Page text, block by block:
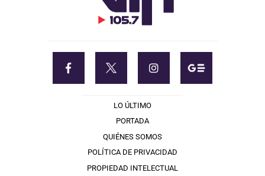
LO ÚLTIMO
PORTADA
QUIÉNES SOMOS
POLÍTICA DE PRIVACIDAD
PROPIEDAD INTELECTUAL